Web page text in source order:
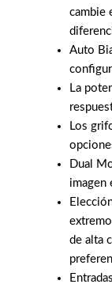
cambie
Auto
La
Los
Dual
imagen
de alta